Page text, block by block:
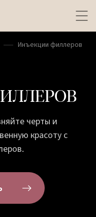
Инъекции филлеров
черты и
красоту с